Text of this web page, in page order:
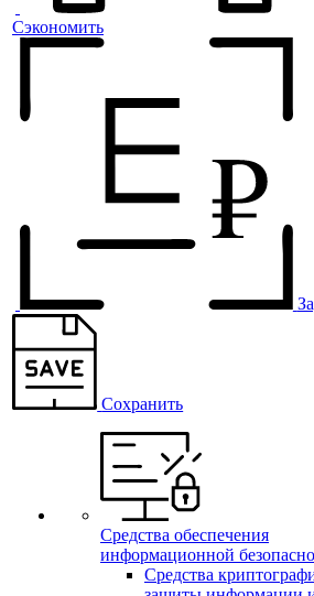
Сэкономить
Сохранить
Средства обеспечения
информационной
Средства